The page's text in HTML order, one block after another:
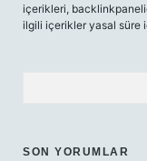
içerikleri,
ilgili içerikler yasal süre
SON YORUMLAR